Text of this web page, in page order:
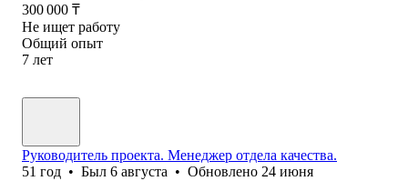
300 000 ₸
Не ищет работу
Общий опыт
7 лет
Руководитель проекта. Менеджер отдела качества.
51 год • Был 6 августа • Обновлено 24 июня